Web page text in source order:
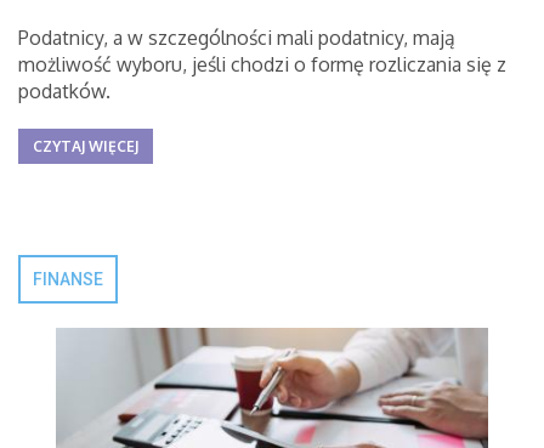
Podatnicy, a w szczególności mali podatnicy, mają
możliwość wyboru, jeśli chodzi o formę rozliczania się z
podatków.
CZYTAJ WIĘCEJ
FINANSE